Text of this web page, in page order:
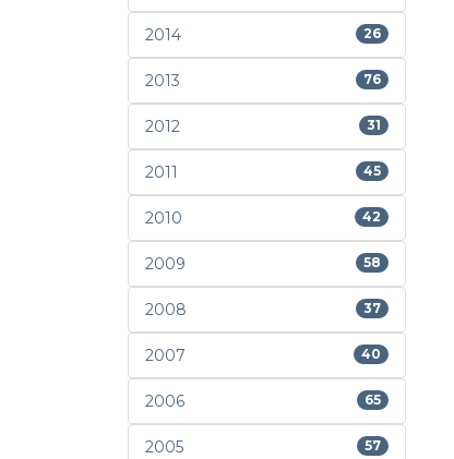
2014 26
2013 76
2012 31
2011 45
2010 42
2009 58
2008 37
2007 40
2006 65
2005 57